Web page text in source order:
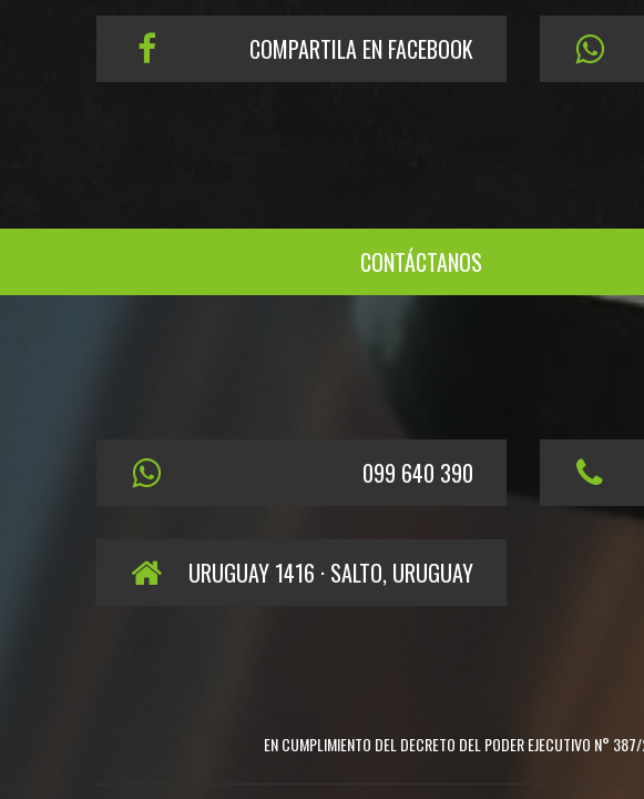
COMPARTILA EN FACEBOOK
CONTÁCTANOS
099 640 390
URUGUAY 1416 · SALTO, URUGUAY
EN CUMPLIMIENTO DEL DECRETO DEL PODER EJECUTIVO N°